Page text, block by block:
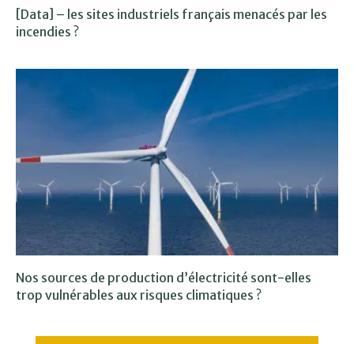
[Data] – les sites industriels français menacés par les
incendies ?
Nos sources de production d’électricité sont-elles
trop vulnérables aux risques climatiques ?